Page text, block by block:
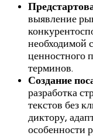
выявление
необходимой
ценностного
терминов.
Создание
разработка
текстов без
диктору,
особенности